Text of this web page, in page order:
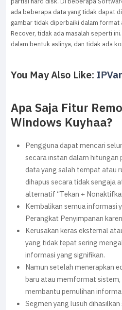
ada beberapa data yang tidak dapat
gambar tidak diperbaiki dalam format
Recover, tidak ada masalah seperti
dalam bentuk aslinya, dan tidak ada
You May Also Like:
Apa Saja Fitur
Windows Kuyhaa?
Pengguna dapat mencari
secara instan dalam
data yang salah tempat atau
dihapus secara tidak sengaja
alternatif “Tekan +
Kembalikan semua informasi
Perangkat Penyimpanan
Kerusakan keras eksternal
yang tidak tepat sering
informasi yang signifikan.
Namun setelah menerapkan
baru atau memformat
membantu pemulihan
Segmen yang lusuh